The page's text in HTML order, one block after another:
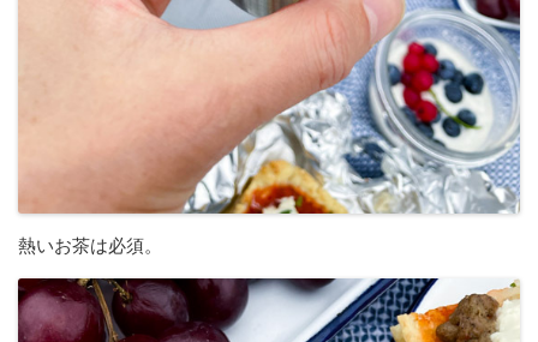
熱いお茶は必須。